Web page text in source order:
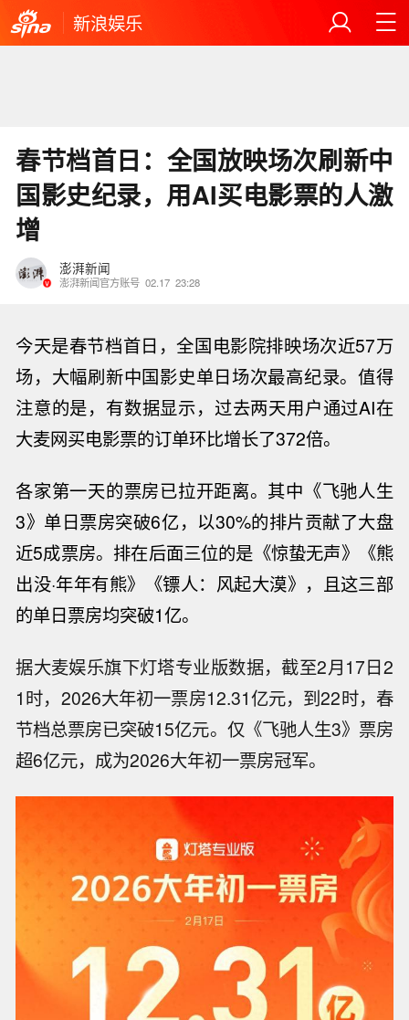
新浪娱乐
春节档首日：全国放映场次刷新中
国影史纪录，用AI买电影票的人激
增
澎湃新闻
澎湃新闻官方账号 02.17 23:28
今天是春节档首日，全国电影院排映场次近57万
场，大幅刷新中国影史单日场次最高纪录。值得
注意的是，有数据显示，过去两天用户通过AI在
大麦网买电影票的订单环比增长了372倍。
各家第一天的票房已拉开距离。其中《飞驰人生
3》单日票房突破6亿，以30%的排片贡献了大盘
近5成票房。排在后面三位的是《惊蛰无声》《熊
出没·年年有熊》《镖人：风起大漠》，且这三部
的单日票房均突破1亿。
据大麦娱乐旗下灯塔专业版数据，截至2月17日2
1时，2026大年初一票房12.31亿元，到22时，春
节档总票房已突破15亿元。仅《飞驰人生3》票房
超6亿元，成为2026大年初一票房冠军。